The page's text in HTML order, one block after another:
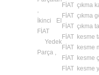
,
İkinci El
FİAT
Yedek
Parça ,
FİAT çıkma
FİAT çıkma
FİAT çıkma
FİAT kesme
FİAT kesme
FİAT kesme
FİAT kesme